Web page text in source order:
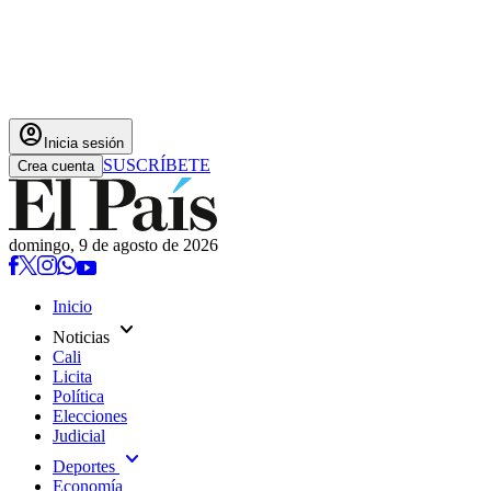
account_circle Inicia sesión
Crea cuenta SUSCRÍBETE
domingo, 9 de agosto de 2026
Inicio
Noticias expand_more
Cali
Licita
Política
Elecciones
Judicial
Deportes expand_more
Economía